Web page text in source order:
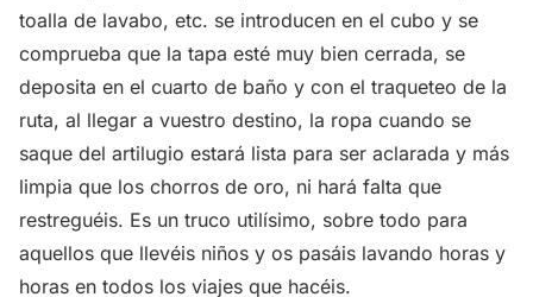
toalla de lavabo, etc. se introducen en el cubo y se
comprueba que la tapa esté muy bien cerrada, se
deposita en el cuarto de baño y con el traqueteo de la
ruta, al llegar a vuestro destino, la ropa cuando se
saque del artilugio estará lista para ser aclarada y más
limpia que los chorros de oro, ni hará falta que
restreguéis. Es un truco utilísimo, sobre todo para
aquellos que llevéis niños y os pasáis lavando horas y
horas en todos los viajes que hacéis.